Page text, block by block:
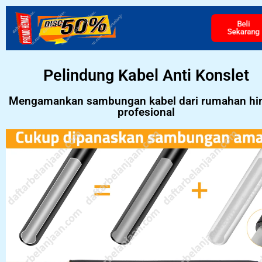
Beli
Sekarang
Pelindung Kabel Anti Konslet
Mengamankan sambungan kabel dari rumahan
profesional